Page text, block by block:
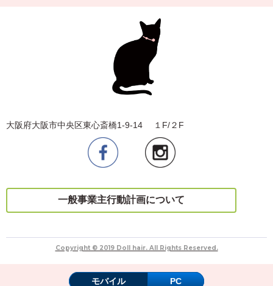
大阪府大阪市中央区東心斎橋1-9-14 １F/２F
一般事業主行動計画について
Copyright © 2019 Doll hair. All Rights Reserved.
モバイル PC